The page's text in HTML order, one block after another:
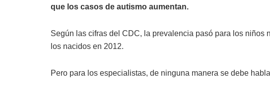
que los casos de autismo aumentan.
Según las cifras del CDC, la prevalencia pasó para los niños
los nacidos en 2012.
Pero para los especialistas, de ninguna manera se debe